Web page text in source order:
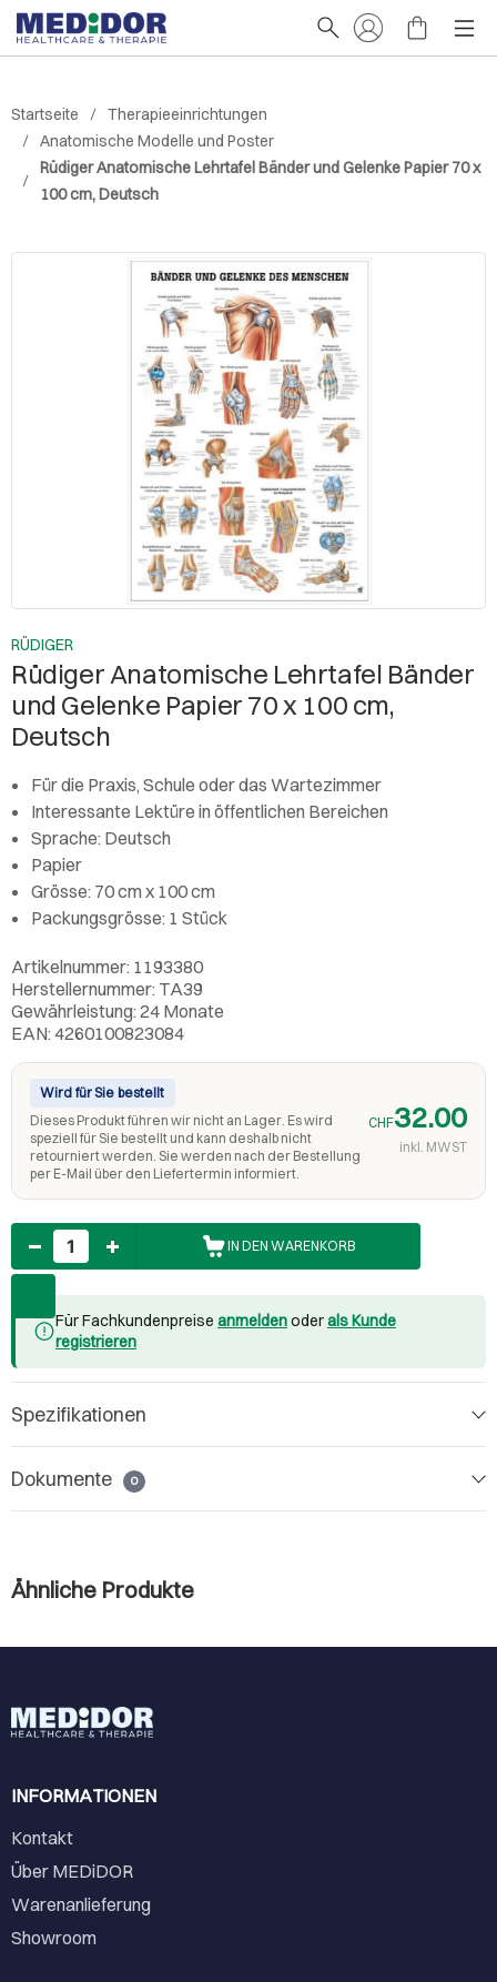
Startseite
Therapieeinrichtungen
Anatomische Modelle und Poster
Rüdiger Anatomische Lehrtafel Bänder und Gelenke Papier 70 x
100 cm, Deutsch
RÜDIGER
Rüdiger Anatomische Lehrtafel Bänder
und Gelenke Papier 70 x 100 cm,
Deutsch
Für die Praxis, Schule oder das Wartezimmer
Interessante Lektüre in öffentlichen Bereichen
Sprache: Deutsch
Papier
Grösse: 70 cm x 100 cm
Packungsgrösse: 1 Stück
Artikelnummer: 1193380
Herstellernummer: TA39
Gewährleistung: 24 Monate
EAN: 4260100823084
Wird für Sie bestellt
Dieses Produkt führen wir nicht an Lager. Es wird
speziell für Sie bestellt und kann deshalb nicht
retourniert werden. Sie werden nach der Bestellung
per E-Mail über den Liefertermin informiert.
CHF32.00
inkl. MWST
Anzahl
IN DEN WARENKORB
Für Fachkundenpreise anmeldenoderals Kunde
registrieren
Spezifikationen
Dokumente 0
Ähnliche Produkte
INFORMATIONEN
Kontakt
Über MEDiDOR
Warenanlieferung
Showroom